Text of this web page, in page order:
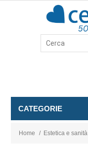
CATEGORIE
Home / Estetica e sanità